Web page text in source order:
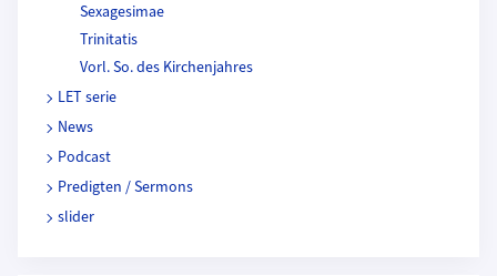
Sexagesimae
Trinitatis
Vorl. So. des Kirchenjahres
LET serie
News
Podcast
Predigten / Sermons
slider